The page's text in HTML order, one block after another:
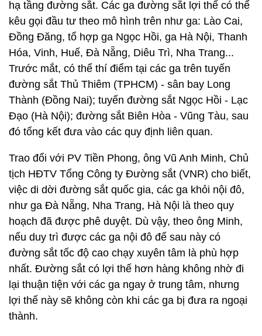
hạ tầng đường sắt. Các ga đường sắt lợi thế có thể
kêu gọi đầu tư theo mô hình trên như ga: Lào Cai,
Đồng Đăng, tổ hợp ga Ngọc Hồi, ga Hà Nội, Thanh
Hóa, Vinh, Huế, Đà Nẵng, Diêu Trì, Nha Trang...
Trước mắt, có thể thí điểm tại các ga trên tuyến
đường sắt Thủ Thiêm (TPHCM) - sân bay Long
Thành (Đồng Nai); tuyến đường sắt Ngọc Hồi - Lạc
Đạo (Hà Nội); đường sắt Biên Hòa - Vũng Tàu, sau
đó tổng kết đưa vào các quy định liên quan.
Trao đổi với PV Tiền Phong, ông Vũ Anh Minh, Chủ
tịch HĐTV Tổng Công ty Đường sắt (VNR) cho biết,
việc di dời đường sắt quốc gia, các ga khỏi nội đô,
như ga Đà Nẵng, Nha Trang, Hà Nội là theo quy
hoạch đã được phê duyệt. Dù vậy, theo ông Minh,
nếu duy trì được các ga nội đô để sau này có
đường sắt tốc độ cao chạy xuyên tâm là phù hợp
nhất. Đường sắt có lợi thế hơn hàng không nhờ đi
lại thuận tiện với các ga ngay ở trung tâm, nhưng
lợi thế này sẽ không còn khi các ga bị đưa ra ngoại
thành.